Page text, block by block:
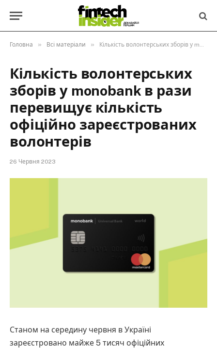
Головна » Всі матеріали » Кількість волонтерських зборів у monobank в рази перевищує кількість офіційно зареєстрованих волонтерів
Кількість волонтерських
зборів у monobank в рази
перевищує кількість
офіційно зареєстрованих
волонтерів
26 Червня 2023
Станом на середину червня в Україні
зареєстровано майже 5 тисяч офіційних